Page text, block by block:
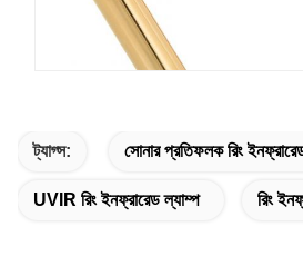
ট্যাগ্স: সোনার প্রতিফলক রিং
UVIR রিং ইনফ্রারেড ল্যাম্প রিং